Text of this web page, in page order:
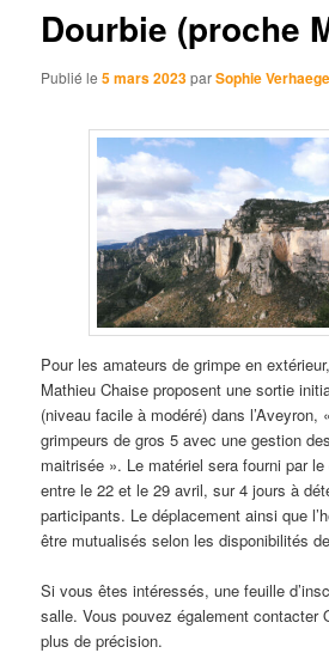
Dourbie (proche
Publié le5 mars 2023parSophie Verhaege
Pour les amateurs de grimpe en
Mathieu Chaise proposent une sortie
(niveau facile à modéré) dans l’Aveyron,
grimpeurs de gros 5 avec une gestion
maitrisée ». Le matériel sera fourni par
entre le 22 et le 29 avril, sur 4 jours à
participants. Le déplacement ainsi que
être mutualisés selon les disponibilités
Si vous êtes intéressés, une feuille
salle. Vous pouvez également contacter
plus de précision.